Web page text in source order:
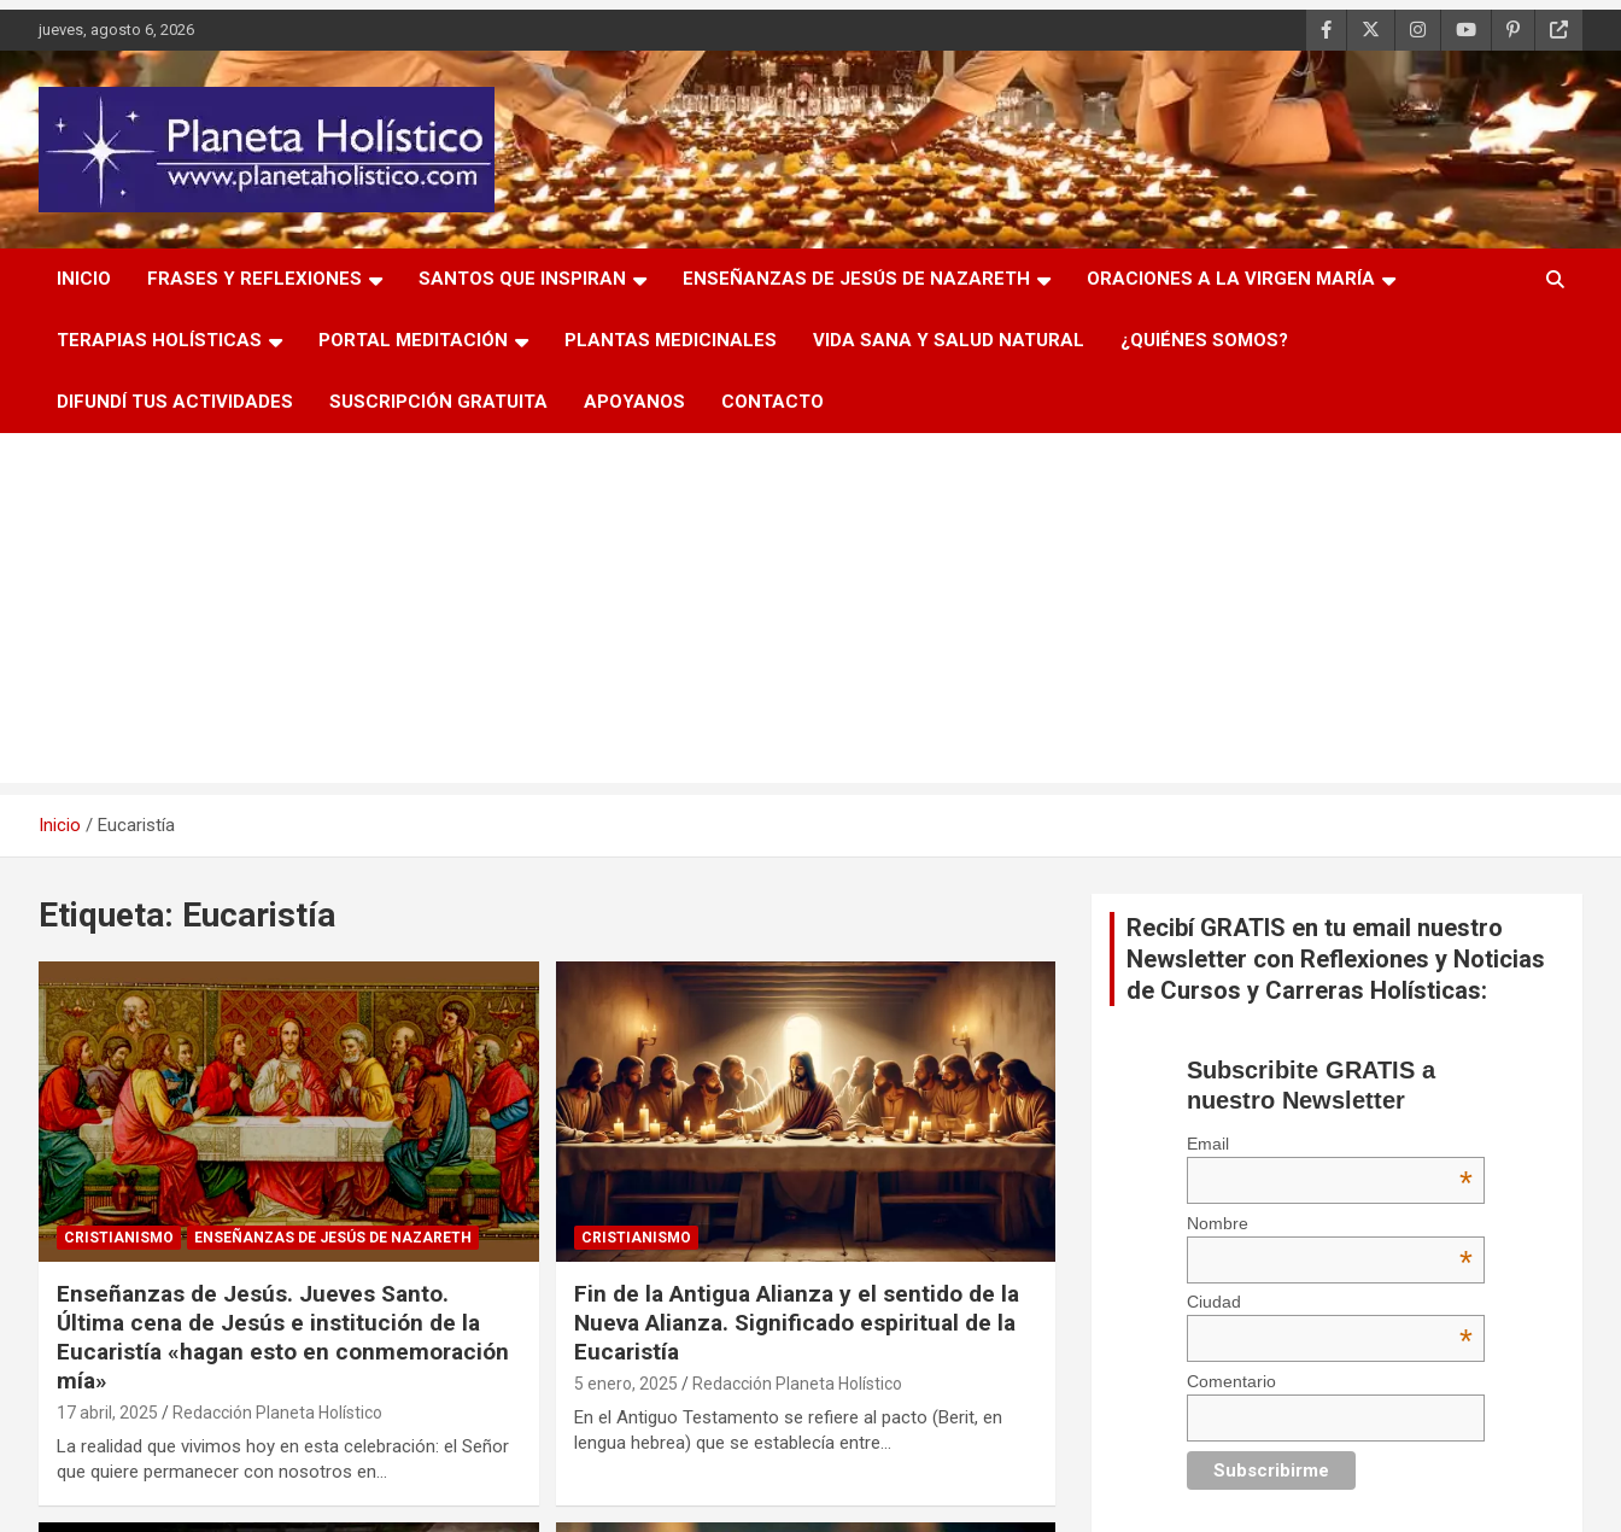
Saltar
al
contenido
jueves, agosto 6, 2026
Planeta Holístico
Difusión de espiritualidad, terapias alternativas holísticas,
cursos, talleres y seminarios
INICIO
FRASES Y REFLEXIONES SANTOS QUE INSPIRAN ENSEÑANZAS DE JESÚS DE NAZARETH ORACIONES A LA VIRGEN MARÍA
TERAPIAS HOLÍSTICAS PORTAL MEDITACIÓN PLANTAS MEDICINALES VIDA SANA Y SALUD NATURAL ¿QUIÉNES SOMOS?
DIFUNDÍ TUS ACTIVIDADES SUSCRIPCIÓN GRATUITA APOYANOS CONTACTO
Inicio Eucaristía
Etiqueta: Eucaristía
CRISTIANISMO ENSEÑANZAS DE JESÚS DE NAZARETH
Enseñanzas de Jesús. Jueves Santo.
Última cena de Jesús e institución de la
Eucaristía «hagan esto en conmemoración
mía»
17 abril, 2025 Redacción Planeta Holístico
La realidad que vivimos hoy en esta celebración: el Señor
que quiere permanecer con nosotros en…
CRISTIANISMO
Fin de la Antigua Alianza y el sentido de la
Nueva Alianza. Significado espiritual de la
Eucaristía
5 enero, 2025 Redacción Planeta Holístico
En el Antiguo Testamento se refiere al pacto (Berit, en
lengua hebrea) que se establecía entre…
Recibí GRATIS en tu email nuestro
Newsletter con Reflexiones y Noticias
de Cursos y Carreras Holísticas:
Subscribite GRATIS a
nuestro Newsletter
Email
*
Nombre
*
Ciudad
*
Comentario